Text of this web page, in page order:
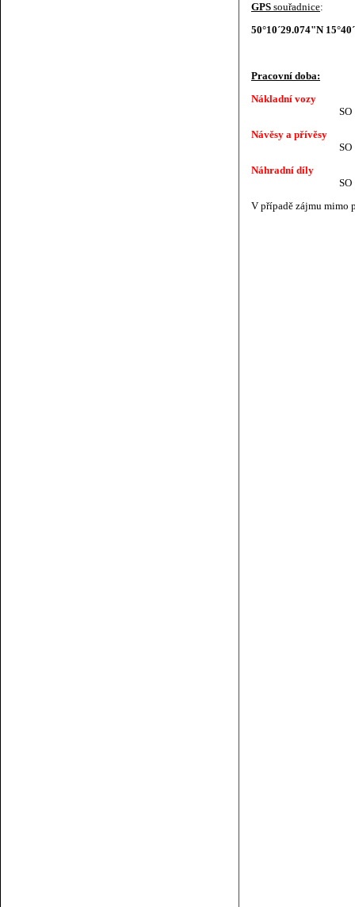
GPS souřadnice:
50°10´29.074"N
Pracovní doba:
Nákladní vozy
SO
Návěsy a přívěsy
SO
Náhradní díly
SO
V případě zájmu mimo